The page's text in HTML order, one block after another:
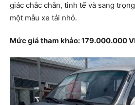
giác chắc chắn, tinh tế và sang
một mẫu xe tải nhỏ.
Mức giá tham khảo: 179.000.000